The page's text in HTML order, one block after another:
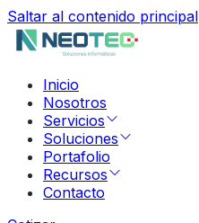
Saltar al contenido principal
Inicio
Nosotros
Servicios
Soluciones
Portafolio
Recursos
Contacto